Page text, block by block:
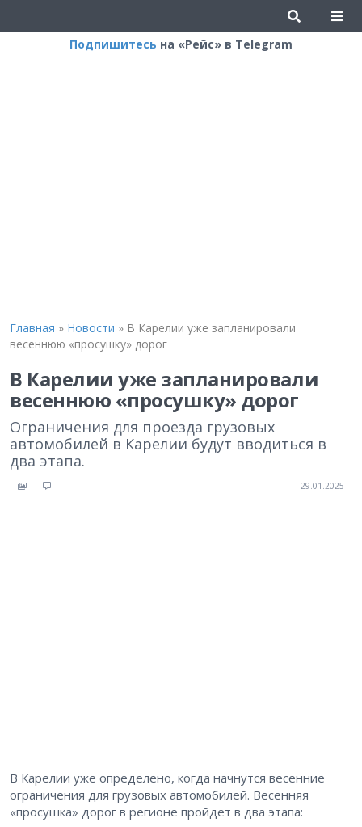
Подпишитесь на «Рейс» в Telegram
Главная » Новости » В Карелии уже запланировали
весеннюю «просушку» дорог
В Карелии уже запланировали
весеннюю «просушку» дорог
Ограничения для проезда грузовых
автомобилей в Карелии будут вводиться в
два этапа.
29.01.2025
В Карелии уже определено, когда начнутся весенние
ограничения для грузовых автомобилей. Весенняя
«просушка» дорог в регионе пройдет в два этапа: